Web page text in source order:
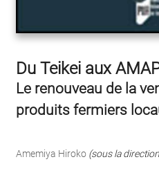
Du Teikei aux
Le renouveau de la
produits fermiers
Amemiya Hiroko (sous la